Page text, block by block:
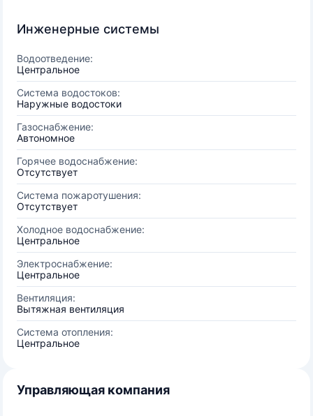
Инженерные системы
Водоотведение:
Центральное
Система водостоков:
Наружные водостоки
Газоснабжение:
Автономное
Горячее водоснабжение:
Отсутствует
Система пожаротушения:
Отсутствует
Холодное водоснабжение:
Центральное
Электроснабжение:
Центральное
Вентиляция:
Вытяжная вентиляция
Система отопления:
Центральное
Управляющая компания